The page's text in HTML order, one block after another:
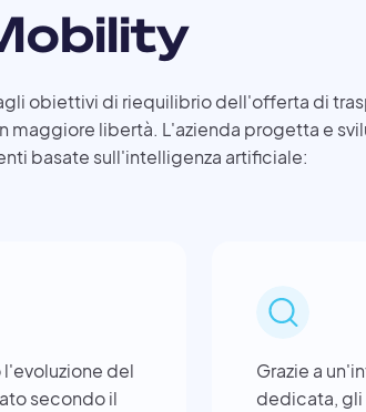
obiettivi di riequilibrio dell'offerta di
libertà. L'azienda progetta e
basate sull'intelligenza artificiale:
del
secondo il
Grazie a
dedicata,